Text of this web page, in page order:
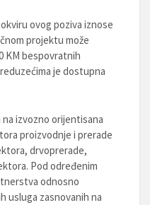
ovog poziva iznose
projektu može
KM bespovratnih
je dostupna
izvozno orijentisana
proizvodnje i prerade
drvoprerade,
Pod određenim
odnosno
usluga zasnovanih na